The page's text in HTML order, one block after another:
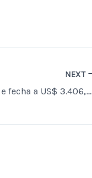
NEXT
Ouro recua 0,30% e fecha a US$ 3.406,9 por onça-troy nesta terça-feira (17)